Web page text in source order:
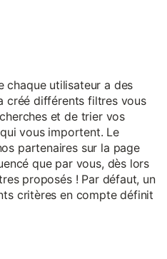
chaque utilisateur a des
créé différents filtres vous
et de trier vos
vous importent. Le
partenaires sur la page
que par vous, dès lors
proposés ! Par défaut, un
critères en compte définit